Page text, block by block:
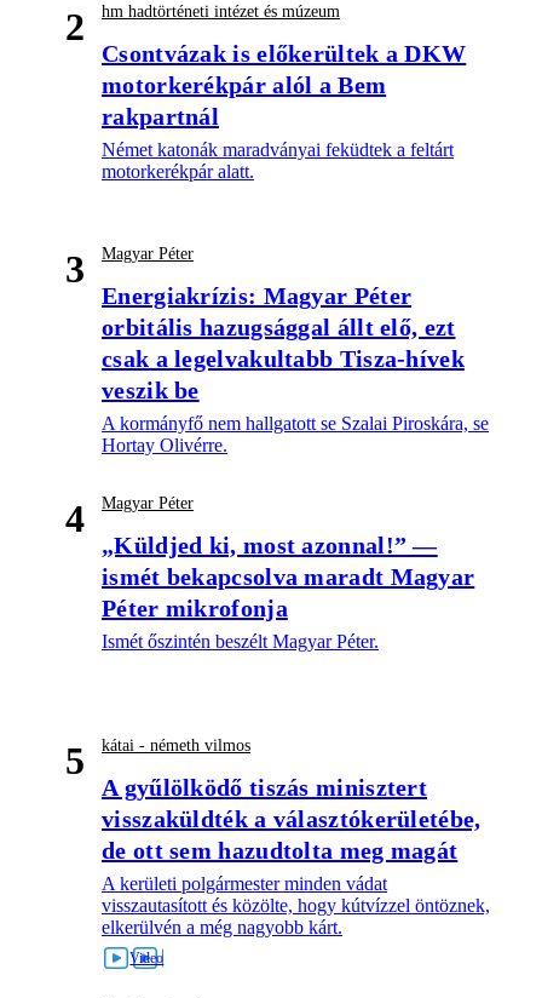
2 hm hadtörténeti intézet és múzeum
Csontvázak is előkerültek a DKW
motorkerékpár alól a Bem
rakpartnál
Német katonák maradványai feküdtek a feltárt
motorkerékpár alatt.
3 Magyar Péter
Energiakrízis: Magyar Péter
orbitális hazugsággal állt elő, ezt
csak a legelvakultabb Tisza-hívek
veszik be
A kormányfő nem hallgatott se Szalai Piroskára, se
Hortay Olivérre.
4 Magyar Péter
„Küldjed ki, most azonnal!” —
ismét bekapcsolva maradt Magyar
Péter mikrofonja
Ismét őszintén beszélt Magyar Péter.
5 kátai - németh vilmos
A gyűlölködő tiszás minisztert
visszaküldték a választókerületébe,
de ott sem hazudtolta meg magát
A kerületi polgármester minden vádat
visszautasított és közölte, hogy kútvízzel öntöznek,
elkerülvén a még nagyobb kárt.